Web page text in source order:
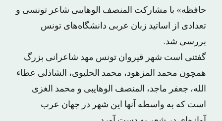
حافظه» با مشارکت المنصف الوهایبی شاعر تونسی و
تعدادی از اساتید زبان عربی دانشگاه‌های تونس
بررسی شد.
گفتنی است شهر قیروان تونس مهد شاعرانی بزرگ
همچون محمد المزهود، محمد الحلیوی، الشاذلی عطاء
الله، جعفر ماجد، المنصف الوهایبی و محمد الغزی
است که به واسطه آنها این شهر در جهان عرب